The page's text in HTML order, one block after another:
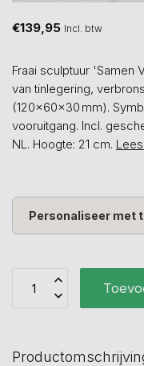
€139,95 Incl. btw
Fraai sculptuur 'Samen
van tinlegering,
(120x60x30 mm).
vooruitgang. Incl.
NL. Hoogte: 21 cm.
Personaliseer met